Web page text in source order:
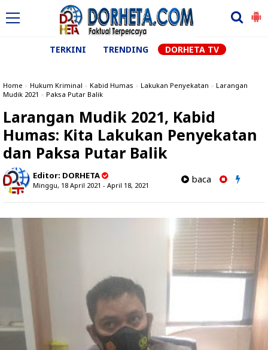
TERKINI TRENDING DORHETA TV
Home » Hukum Kriminal » Kabid Humas » Lakukan Penyekatan » Larangan
Mudik 2021 » Paksa Putar Balik
Larangan Mudik 2021, Kabid
Humas: Kita Lakukan Penyekatan
dan Paksa Putar Balik
Editor: DORHETA
Minggu, 18 April 2021 - April 18, 2021
baca